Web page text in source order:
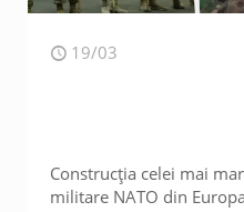
19/03
Construcția celei mai
militare NATO din